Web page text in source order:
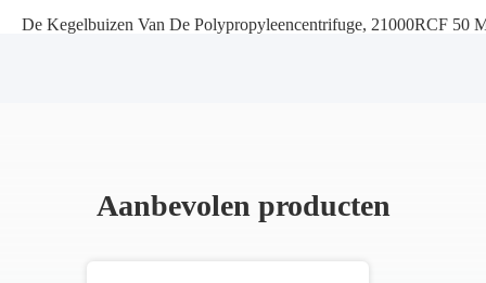
De Kegelbuizen Van De Polypropyleencentrifuge, 21000RCF 50
Aanbevolen producten